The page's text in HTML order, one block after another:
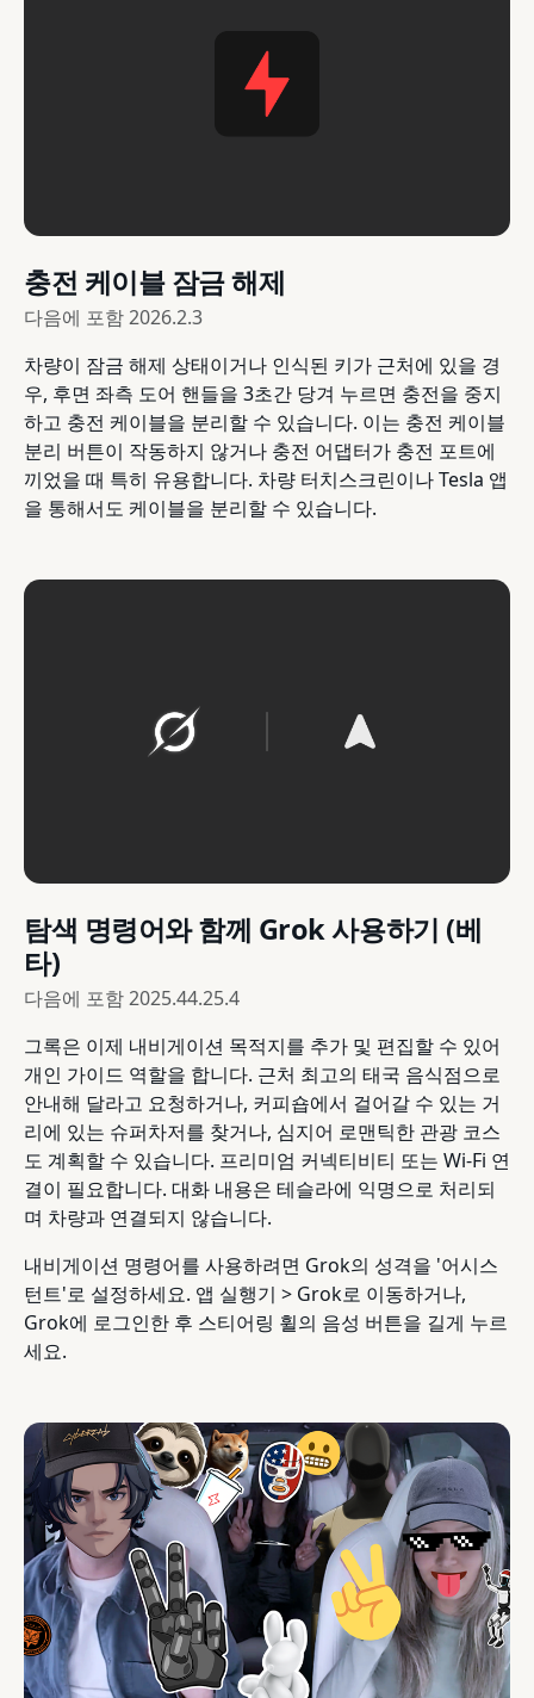
충전 케이블 잠금 해제
다음에 포함2026.2.3
차량이 잠금 해제 상태이거나 인식된 키가 근처에 있을 경
우, 후면 좌측 도어 핸들을 3초간 당겨 누르면 충전을 중지
하고 충전 케이블을 분리할 수 있습니다. 이는 충전 케이블
분리 버튼이 작동하지 않거나 충전 어댑터가 충전 포트에
끼었을 때 특히 유용합니다. 차량 터치스크린이나 Tesla 앱
을 통해서도 케이블을 분리할 수 있습니다.
탐색 명령어와 함께 Grok 사용하기 (베
타)
다음에 포함2025.44.25.4
그록은 이제 내비게이션 목적지를 추가 및 편집할 수 있어
개인 가이드 역할을 합니다. 근처 최고의 태국 음식점으로
안내해 달라고 요청하거나, 커피숍에서 걸어갈 수 있는 거
리에 있는 슈퍼차저를 찾거나, 심지어 로맨틱한 관광 코스
도 계획할 수 있습니다. 프리미엄 커넥티비티 또는 Wi-Fi 연
결이 필요합니다. 대화 내용은 테슬라에 익명으로 처리되
며 차량과 연결되지 않습니다.
내비게이션 명령어를 사용하려면 Grok의 성격을 '어시스
턴트'로 설정하세요. 앱 실행기 > Grok로 이동하거나,
Grok에 로그인한 후 스티어링 휠의 음성 버튼을 길게 누르
세요.